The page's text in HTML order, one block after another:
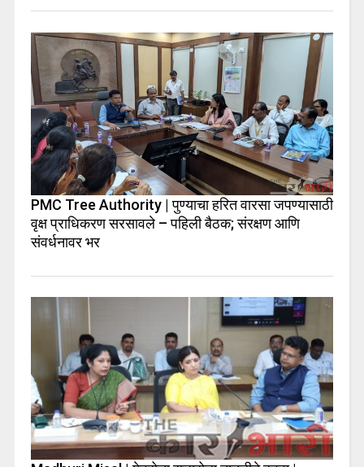
PMC Tree Authority | पुण्याचा हरित वारसा जपण्यासाठी
वृक्ष प्राधिकरण सरसावले – पहिली बैठक; संरक्षण आणि
संवर्धनावर भर